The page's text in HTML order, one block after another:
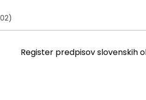
Register predpisov slovenskih